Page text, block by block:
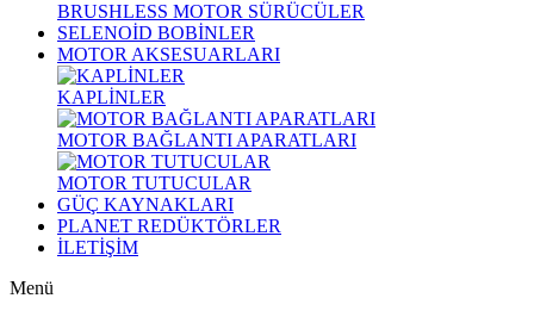
BRUSHLESS MOTOR SÜRÜCÜLER
SELENOİD BOBİNLER
MOTOR AKSESUARLARI
KAPLİNLER
MOTOR BAĞLANTI APARATLARI
MOTOR TUTUCULAR
GÜÇ KAYNAKLARI
PLANET REDÜKTÖRLER
İLETİŞİM
Menü